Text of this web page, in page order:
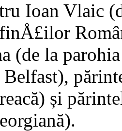
Ioan Vlaic
(de la
și